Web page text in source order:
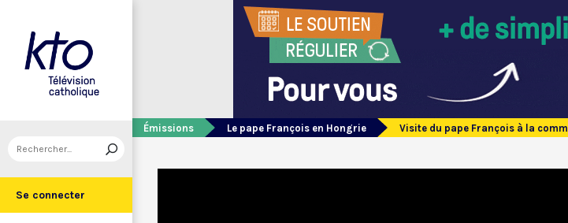
Se connecter
Émissions Le pape François en Hongrie Visite du pape François à la